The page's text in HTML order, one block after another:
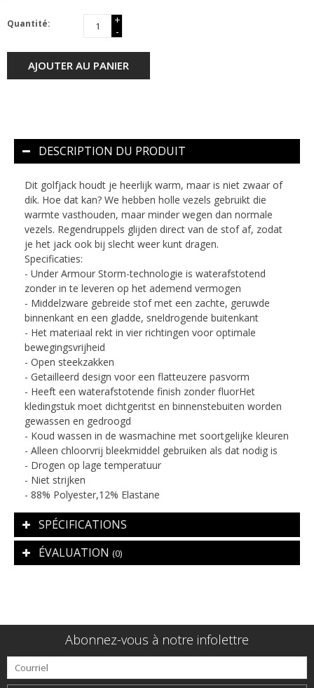
Quantité:
+
-
AJOUTER AU PANIER
DESCRIPTION DU PRODUIT
Dit golfjack houdt je heerlijk warm, maar is niet zwaar of
dik. Hoe dat kan? We hebben holle vezels gebruikt die
warmte vasthouden, maar minder wegen dan normale
vezels. Regendruppels glijden direct van de stof af, zodat
je het jack ook bij slecht weer kunt dragen.
Specificaties:
- Under Armour Storm-technologie is waterafstotend
zonder in te leveren op het ademend vermogen
- Middelzware gebreide stof met een zachte, geruwde
binnenkant en een gladde, sneldrogende buitenkant
- Het materiaal rekt in vier richtingen voor optimale
bewegingsvrijheid
- Open steekzakken
- Getailleerd design voor een flatteuzere pasvorm
- Heeft een waterafstotende finish zonder fluorHet
kledingstuk moet dichtgeritst en binnenstebuiten worden
gewassen en gedroogd
- Koud wassen in de wasmachine met soortgelijke kleuren
- Alleen chloorvrij bleekmiddel gebruiken als dat nodig is
- Drogen op lage temperatuur
- Niet strijken
- 88% Polyester,12% Elastane
SPÉCIFICATIONS
ÉVALUATION (0)
Abonnez-vous à notre infolettre